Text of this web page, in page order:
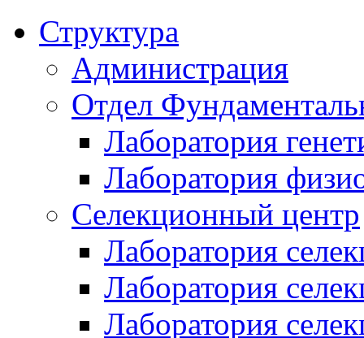
Структура
Администрация
Отдел
Лаборатория
Лаборатория
Селекционный центр
Лаборатория
Лаборатория
Лаборатория